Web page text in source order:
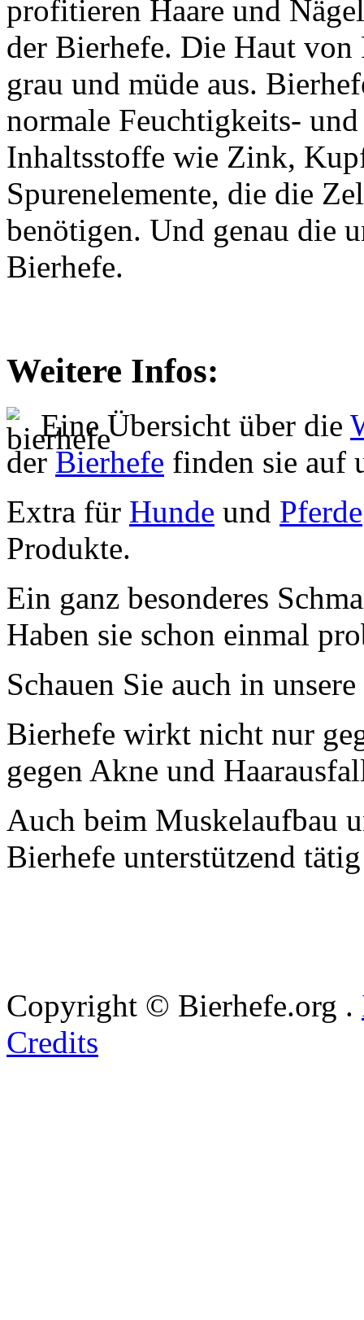
profitieren Haare und
der Bierhefe. Die Haut
grau und müde aus.
normale Feuchtigkeits-
Inhaltsstoffe wie Zink,
Spurenelemente, die die
benötigen. Und genau die
Bierhefe.
Weitere Infos:
Eine Übersicht über die
derBierhefe finden sie auf
Extra für Hunde und Pferde
Produkte.
Ein ganz besonderes
Haben sie schon einmal
Schauen Sie auch in unsere
Bierhefe wirkt nicht nur
gegen Akne und
Auch beim Muskelaufbau
Bierhefe unterstützend
Copyright © Bierhefe.org .
Credits